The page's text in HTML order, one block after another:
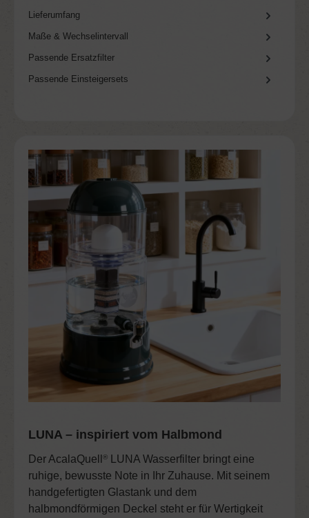
Lieferumfang
Maße & Wechselintervall
Passende Ersatzfilter
Passende Einsteigersets
LUNA – inspiriert vom Halbmond
DerAcalaQuell ® LUNA Wasserfilter bringt eine
ruhige, bewusste Note in Ihr Zuhause. Mit seinem
handgefertigten Glastank und dem
halbmondförmigen Deckel steht er für Wertigkeit